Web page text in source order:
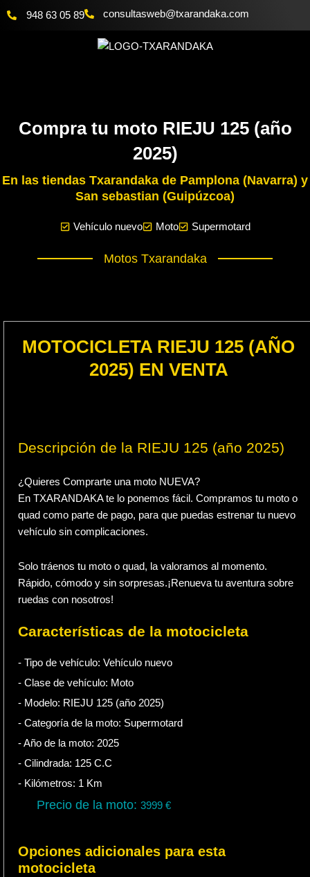
948 63 05 89 moc.akadnaraxt
@bewsatlusnoc
Compra tu moto RIEJU 125 (año
2025)
En las tiendas Txarandaka de Pamplona (Navarra) y
San sebastian (Guipúzcoa)
Vehículo nuevo Moto Supermotard
Motos Txarandaka
MOTOCICLETA RIEJU 125 (AÑO
2025) EN VENTA
Descripción de la RIEJU 125 (año 2025)
¿Quieres Comprarte una moto NUEVA?
En TXARANDAKA te lo ponemos fácil. Compramos tu moto o
quad como parte de pago, para que puedas estrenar tu nuevo
vehículo sin complicaciones.
Solo tráenos tu moto o quad, la valoramos al momento.
Rápido, cómodo y sin sorpresas.¡Renueva tu aventura sobre
ruedas con nosotros!
Características de la motocicleta
- Tipo de vehículo: Vehículo nuevo
- Clase de vehículo: Moto
- Modelo: RIEJU 125 (año 2025)
- Categoría de la moto: Supermotard
- Año de la moto: 2025
- Cilindrada: 125 C.C
- Kilómetros: 1 Km
Precio de la moto: 3999€
Opciones adicionales para esta
motocicleta